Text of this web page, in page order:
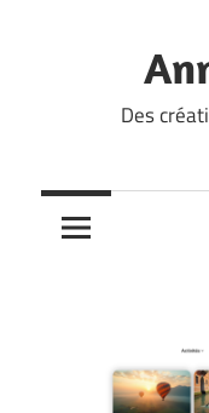
Des